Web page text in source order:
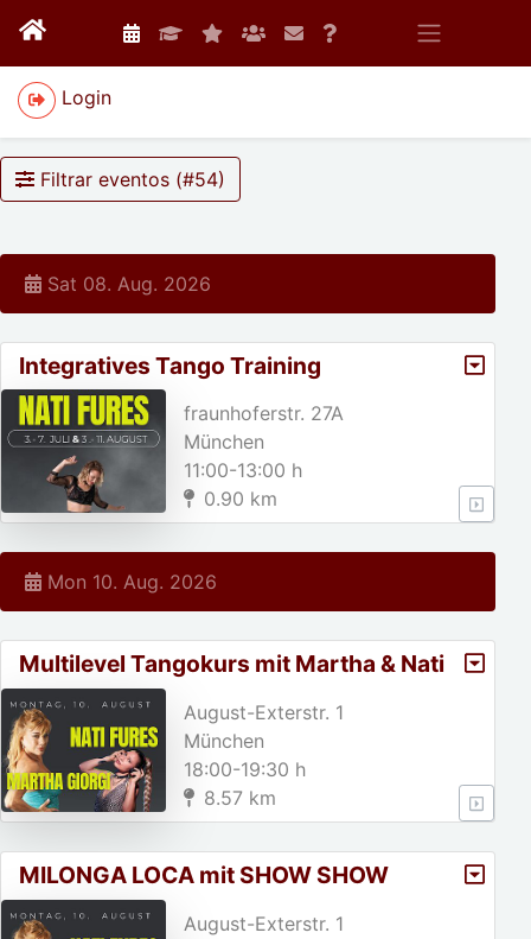
Login
Filtrar eventos (#54)
Sat 08. Aug. 2026
Integratives Tango Training
fraunhoferstr. 27A
München
11:00-13:00 h
0.90 km
Mon 10. Aug. 2026
Multilevel Tangokurs mit Martha & Nati
Fures
August-Exterstr. 1
München
18:00-19:30 h
8.57 km
MILONGA LOCA mit SHOW SHOW
SHOW
August-Exterstr. 1